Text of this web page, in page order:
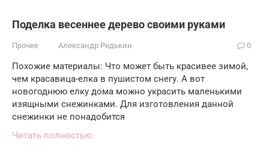
Поделка весеннее дерево своими руками
Прочее Александр Редькин 0
Похожие материалы: Что может быть красивее зимой,
чем красавица-елка в пушистом снегу. А вот
новогоднюю елку дома можно украсить маленькими
изящными снежинками. Для изготовления данной
снежинки не понадобится
Читать полностью